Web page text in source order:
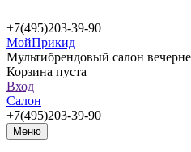
+7(495)203-39-90
МойПрикид
Мультибрендовый салон
Корзина пуста
Вход
Салон
+7(495)203-39-90
Меню